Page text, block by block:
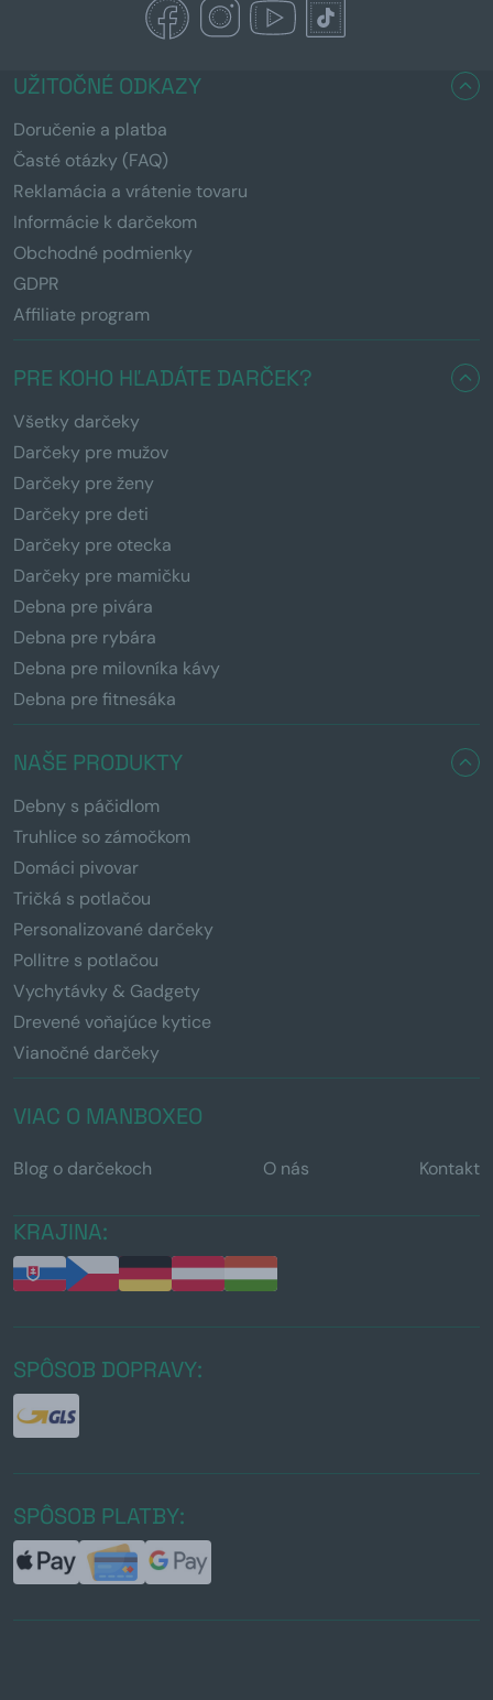
UŽITOČNÉ ODKAZY
Doručenie a platba
Časté otázky (FAQ)
Reklamácia a vrátenie tovaru
Informácie k darčekom
Obchodné podmienky
GDPR
Affiliate program
PRE KOHO HĽADÁTE DARČEK?
Všetky darčeky
Darčeky pre mužov
Darčeky pre ženy
Darčeky pre deti
Darčeky pre otecka
Darčeky pre mamičku
Debna pre pivára
Debna pre rybára
Debna pre milovníka kávy
Debna pre fitnesáka
NAŠE PRODUKTY
Debny s páčidlom
Truhlice so zámočkom
Domáci pivovar
Tričká s potlačou
Personalizované darčeky
Pollitre s potlačou
Vychytávky & Gadgety
Drevené voňajúce kytice
Vianočné darčeky
VIAC O MANBOXEO
Blog o darčekoch O nás Kontakt
KRAJINA:
SPÔSOB DOPRAVY:
SPÔSOB PLATBY: